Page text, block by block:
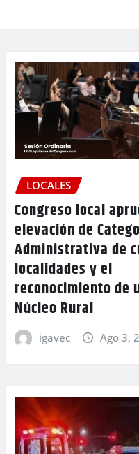
LOCALES
Congreso local
elevación de
Administrativa de
localidades y el
reconocimiento de
Núcleo Rural
igavec Ago 3,